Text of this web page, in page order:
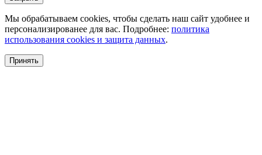
Мы обрабатываем cookies, чтобы сделать наш сайт удобнее и
персонализированее для вас. Подробнее: политика
использования cookies и защита данных.
Принять